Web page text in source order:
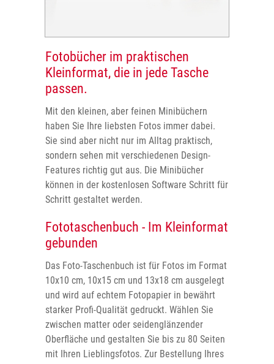
Fotobücher im praktischen
Kleinformat, die in jede Tasche
passen.
Mit den kleinen, aber feinen Minibüchern
haben Sie Ihre liebsten Fotos immer dabei.
Sie sind aber nicht nur im Alltag praktisch,
sondern sehen mit verschiedenen Design-
Features richtig gut aus. Die Minibücher
können in der kostenlosen Software Schritt für
Schritt gestaltet werden.
Fototaschenbuch - Im Kleinformat
gebunden
Das Foto-Taschenbuch ist für Fotos im Format
10x10 cm, 10x15 cm und 13x18 cm ausgelegt
und wird auf echtem Fotopapier in bewährt
starker Profi-Qualität gedruckt. Wählen Sie
zwischen matter oder seidenglänzender
Oberfläche und gestalten Sie bis zu 80 Seiten
mit Ihren Lieblingsfotos. Zur Bestellung Ihres